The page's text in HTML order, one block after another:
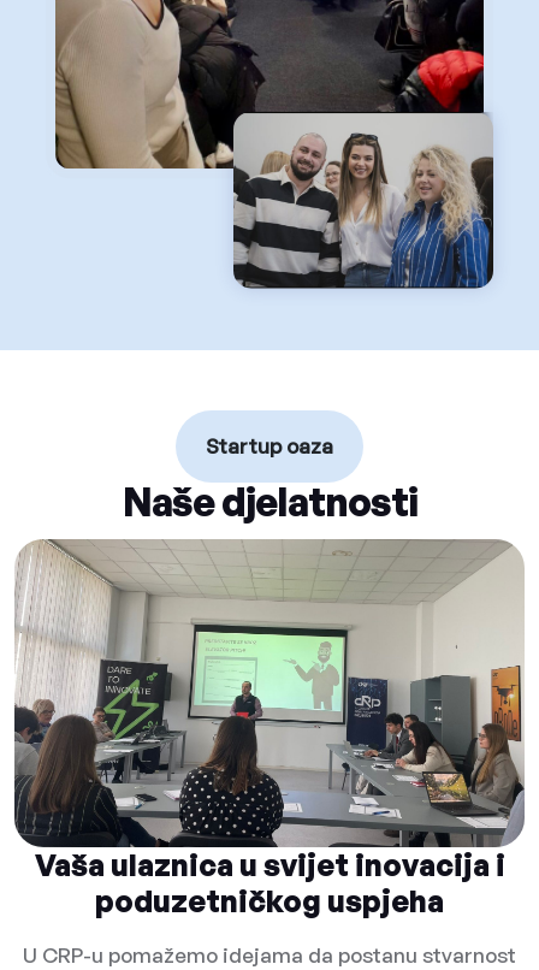
Startup oaza
Naše djelatnosti
Vaša ulaznica u svijet inovacija i
poduzetničkog uspjeha
U CRP-u pomažemo idejama da postanu stvarnost